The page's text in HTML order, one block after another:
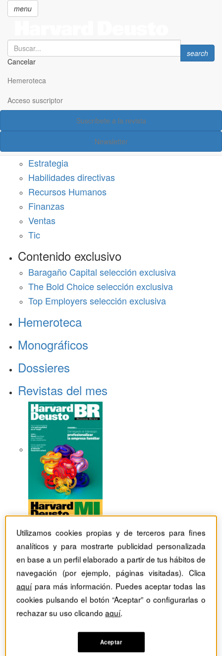
principal
menu
Search
Cancelar
Search
search
Hemeroteca
Acceso suscriptor
Suscríbete a la revista
Newsletter
Acceso suscriptor
Estrategia
Habilidades directivas
Recursos Humanos
Finanzas
Ventas
Tic
Contenido exclusivo
Baragaño Capital selección exclusiva
The Bold Choice selección exclusiva
Top Employers selección exclusiva
Hemeroteca
Monográficos
Dossieres
Revistas del mes
Revistas Harvard Deusto
Habilidades directivas
Preparados para un futuro incierto
Utilizamos cookies propias y de terceros para fines
analíticos y para mostrarte publicidad personalizada
en base a un perfil elaborado a partir de tus hábitos de
navegación (por ejemplo, páginas visitadas). Clica
aquípara más información. Puedes aceptar todas las
cookies pulsando el botón “Aceptar” o configurarlas o
rechazar su uso clicandoaquí.
Aceptar